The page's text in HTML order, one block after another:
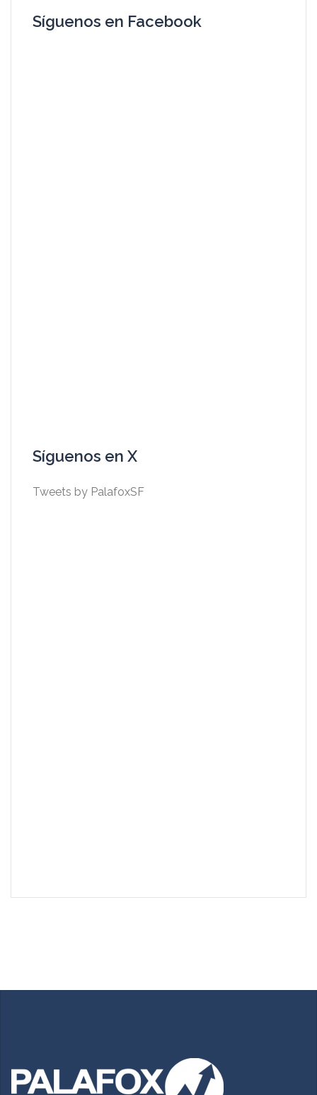
Síguenos en Facebook
Síguenos en X
Tweets by PalafoxSF